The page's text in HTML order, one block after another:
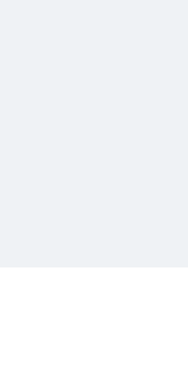
Anguila